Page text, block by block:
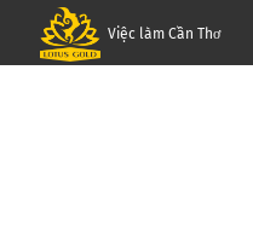
Việc làm Cần Thơ